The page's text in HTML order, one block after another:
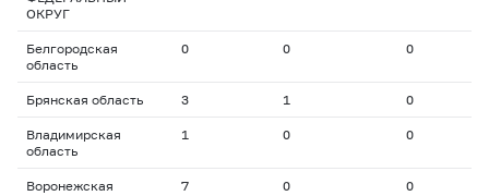
ОКРУГ
Белгородская
область
0 0 0
Брянская область 3 1 0
Владимирская
область
1 0 0
Воронежская
7 0 0